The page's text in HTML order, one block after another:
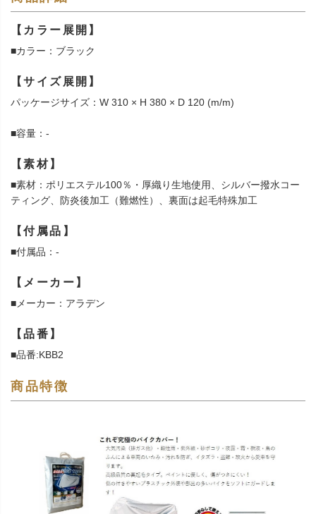
【カラー展開】
■カラー：ブラック
【サイズ展開】
パッケージサイズ：W 310 × H 380 × D 120 (m/m)
■容量：-
【素材】
■素材：ポリエステル100％・厚織り生地使用、シルバー撥水コー
ティング、防炎後加工（難燃性）、裏面は起毛特殊加工
【付属品】
■付属品：-
【メーカー】
■メーカー：アラデン
【品番】
■品番:KBB2
商品特徴